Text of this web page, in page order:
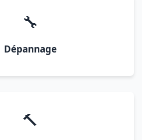
🔧
Dépannage
🔨